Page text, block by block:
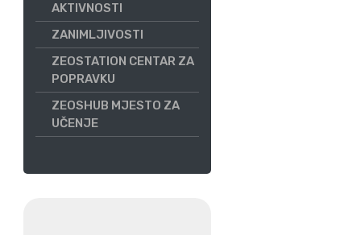
AKTIVNOSTI
ZANIMLJIVOSTI
ZEOSTATION CENTAR ZA
POPRAVKU
ZEOSHUB MJESTO ZA
UČENJE